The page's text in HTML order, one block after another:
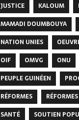
JUSTICE
KALOUM
MAMADI DOUMBOUYA
NATION UNIES
OIF
OMVG ONU
PEUPLE GUINÉEN
RÉFORMES
SANTÉ
SOUTIEN